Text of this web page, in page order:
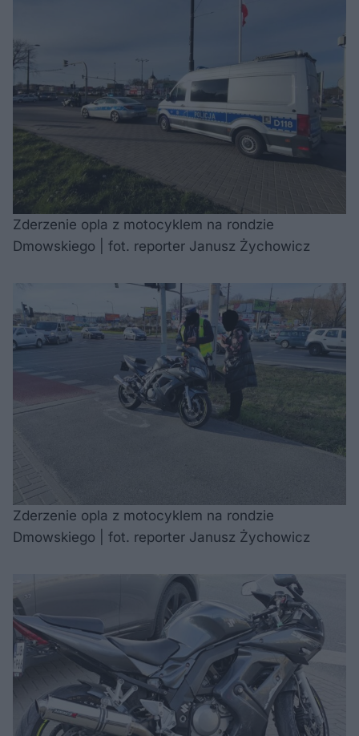
Zderzenie opla z motocyklem na rondzie
Dmowskiego | fot. reporter Janusz Żychowicz
Zderzenie opla z motocyklem na rondzie
Dmowskiego | fot. reporter Janusz Żychowicz